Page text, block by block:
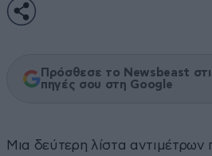
Πρόσθεσε το Newsbeast
πηγές σου στη Google
Μια δεύτερη λίστα αντιμέτρων